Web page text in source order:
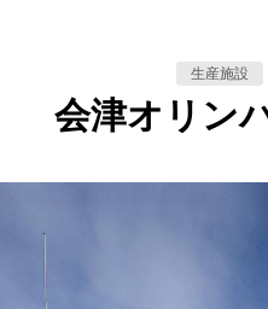
生産施設
会津オリン